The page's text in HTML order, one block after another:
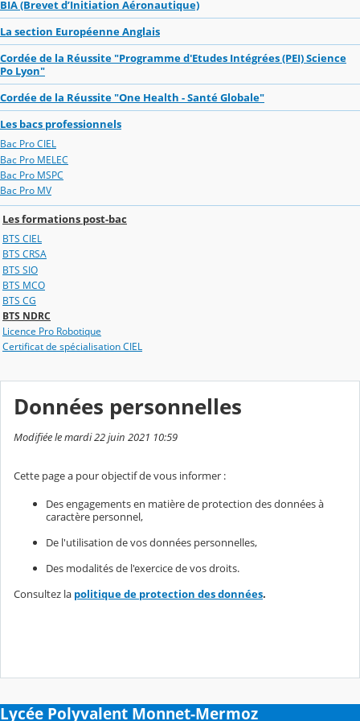
BIA (Brevet d’Initiation Aéronautique)
La section Européenne Anglais
Cordée de la Réussite "Programme d'Etudes Intégrées (PEI) Science
Po Lyon"
Cordée de la Réussite "One Health - Santé Globale"
Les bacs professionnels
Bac Pro CIEL
Bac Pro MELEC
Bac Pro MSPC
Bac Pro MV
Les formations post-bac
BTS CIEL
BTS CRSA
BTS SIO
BTS MCO
BTS CG
BTS NDRC
Licence Pro Robotique
Certificat de spécialisation CIEL
Données personnelles
Modifiée le mardi 22 juin 2021 10:59
Cette page a pour objectif de vous informer :
Des engagements en matière de protection des données à
caractère personnel,
De l'utilisation de vos données personnelles,
Des modalités de l'exercice de vos droits.
Consultez la politique de protection des données.
Lycée Polyvalent Monnet-Mermoz